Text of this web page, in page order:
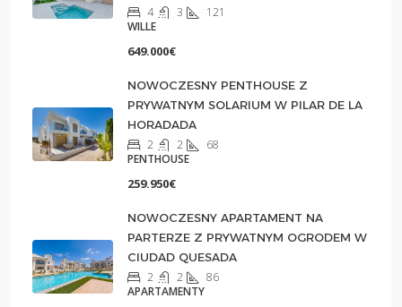
4 3
121
WILLE
649.000€
NOWOCZESNY PENTHOUSE Z
PRYWATNYM SOLARIUM W PILAR DE LA
HORADADA
2 2
68
PENTHOUSE
259.950€
NOWOCZESNY APARTAMENT NA
PARTERZE Z PRYWATNYM OGRODEM W
CIUDAD QUESADA
2 2
86
APARTAMENTY